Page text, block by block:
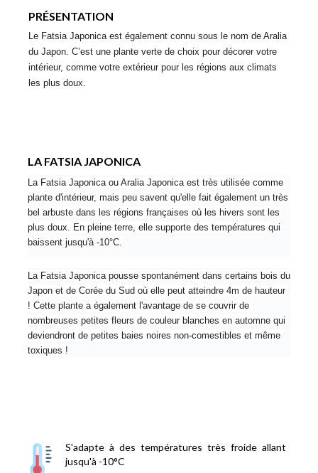
PRÉSENTATION
Le Fatsia Japonica est également connu sous le nom de Aralia
du Japon. C’est une plante verte de choix pour décorer votre
intérieur, comme votre extérieur pour les régions aux climats
les plus doux.
LA FATSIA JAPONICA
La Fatsia Japonica ou Aralia Japonica est très utilisée comme
plante d'intérieur, mais peu savent qu'elle fait également un très
bel arbuste dans les régions françaises où les hivers sont les
plus doux. En pleine terre, elle supporte des températures qui
baissent jusqu'à -10°C.
La Fatsia Japonica pousse spontanément dans certains bois du
Japon et de Corée du Sud où elle peut atteindre 4m de hauteur
! Cette plante a également l'avantage de se couvrir de
nombreuses petites fleurs de couleur blanches en automne qui
deviendront de petites baies noires non-comestibles et même
toxiques !
S'adapte à des températures très froide allant
jusqu'à -10°C